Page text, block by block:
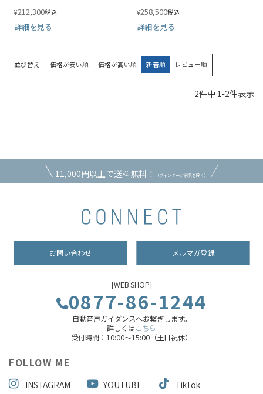
¥212,300税込
詳細を見る
¥258,500税込
詳細を見る
並び替え 価格が安い順 価格が高い順 新着順 レビュー順
2件中 1 -2件表示
11,000円以上で送料無料！ （ヴィンテージ家具を除く）
お問い合わせ メルマガ登録
[WEB SHOP]
0877-86-1244
自動音声ガイダンスへお繋ぎします。
詳しくはこちら
受付時間：10:00～15:00（土日祝休）
FOLLOW ME
INSTAGRAM YOUTUBE
TikTok